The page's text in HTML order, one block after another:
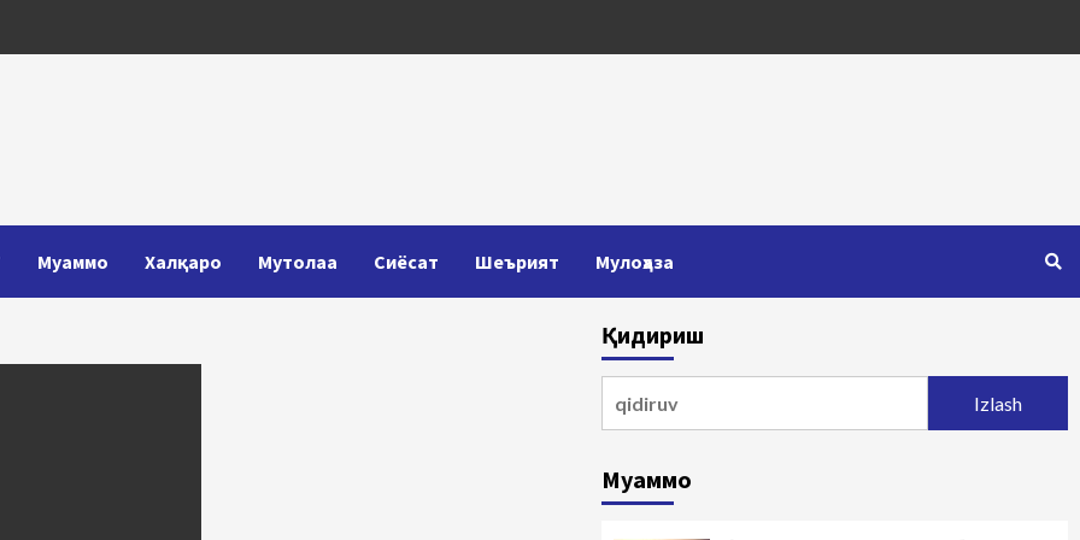
Муаммо Халқаро Мутолаа Сиёсат Шеърият Мулоҳаза
Қидириш
Муаммо